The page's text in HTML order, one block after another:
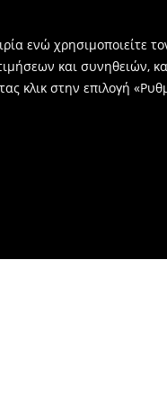
ενώ
και συνηθειών,
στην επιλογή